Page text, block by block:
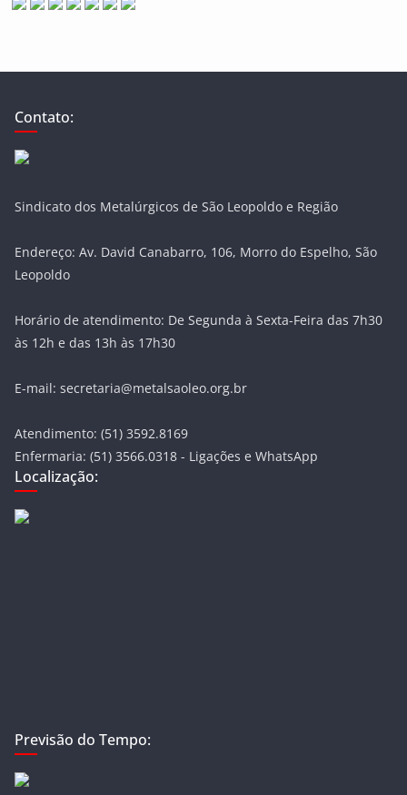
Contato:
Sindicato dos Metalúrgicos de São Leopoldo e Região
Endereço: Av. David Canabarro, 106, Morro do Espelho, São
Leopoldo
Horário de atendimento: De Segunda à Sexta-Feira das 7h30
às 12h e das 13h às 17h30
E-mail: secretaria@metalsaoleo.org.br
Atendimento: (51) 3592.8169
Enfermaria: (51) 3566.0318 - Ligações e WhatsApp
Localização:
Previsão do Tempo: